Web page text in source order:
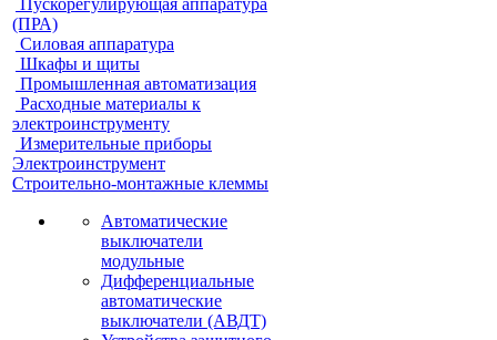
Пускорегулирующая аппаратура
(ПРА)
Силовая аппаратура
Шкафы и щиты
Промышленная автоматизация
Расходные материалы к
электроинструменту
Измерительные приборы
Электроинструмент
Строительно-монтажные клеммы
Автоматические
выключатели
модульные
Дифференциальные
автоматические
выключатели (АВДТ)